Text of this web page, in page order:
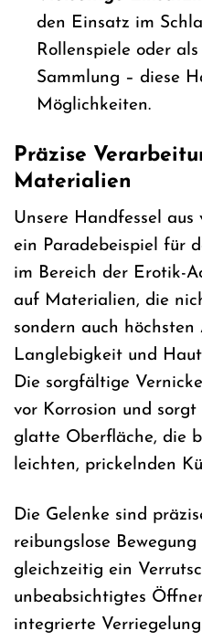
den Einsatz im
Rollenspiele oder
Sammlung – diese
Möglichkeiten.
Präzise
Materialien
Unsere Handfessel
ein Paradebeispiel für
im Bereich der Erotik-
auf Materialien, die
sondern auch höchsten
Langlebigkeit und
Die sorgfältige
vor Korrosion und
glatte Oberfläche, die
leichten, prickelnden
Die Gelenke sind
reibungslose
gleichzeitig ein
unbeabsichtigtes
integrierte